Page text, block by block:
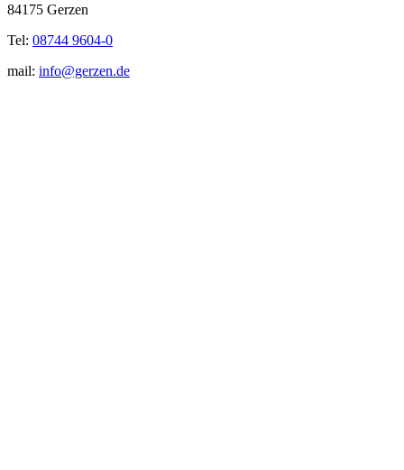
84175 Gerzen
Tel: 08744 9604-0
mail: info@gerzen.de